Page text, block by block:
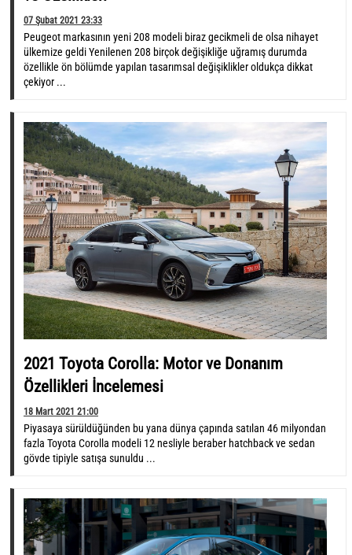
07 Şubat 2021 23:33
Peugeot markasının yeni 208 modeli biraz gecikmeli de olsa nihayet
ülkemize geldi Yenilenen 208 birçok değişikliğe uğramış durumda
özellikle ön bölümde yapılan tasarımsal değişiklikler oldukça dikkat
çekiyor ...
2021 Toyota Corolla: Motor ve Donanım
Özellikleri İncelemesi
18 Mart 2021 21:00
Piyasaya sürüldüğünden bu yana dünya çapında satılan 46 milyondan
fazla Toyota Corolla modeli 12 nesliyle beraber hatchback ve sedan
gövde tipiyle satışa sunuldu ...